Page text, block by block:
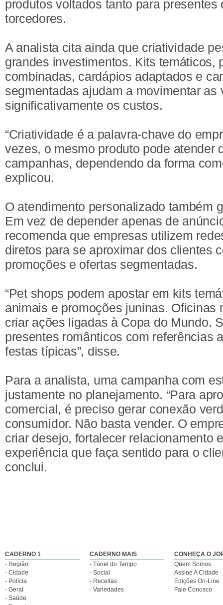
produtos voltados tanto para presentes
torcedores.
A analista cita ainda que criatividade
grandes investimentos. Kits temáticos,
combinadas, cardápios adaptados e
segmentadas ajudam a movimentar as
significativamente os custos.
“Criatividade é a palavra-chave do
vezes, o mesmo produto pode atender
campanhas, dependendo da forma
explicou.
O atendimento personalizado também
Em vez de depender apenas de
recomenda que empresas utilizem
diretos para se aproximar dos clientes
promoções e ofertas segmentadas.
“Pet shops podem apostar em kits
animais e promoções juninas. Oficinas
criar ações ligadas à Copa do Mundo.
presentes românticos com referências
festas típicas”, disse.
Para a analista, uma campanha com
justamente no planejamento. “Para
comercial, é preciso gerar conexão
consumidor. Não basta vender. O
criar desejo, fortalecer relacionamento
experiência que faça sentido para o
conclui.
CADERNO 1
- Região
- Cidade
- Polícia
- Geral
- Saúde
CADERNO MAIS
- Túnel do Tempo
- Social
- Receitas
- Variedades
CONHEÇA O
Quem Somos
Assine A Cidade
Edições On-Line
Fale Conosco